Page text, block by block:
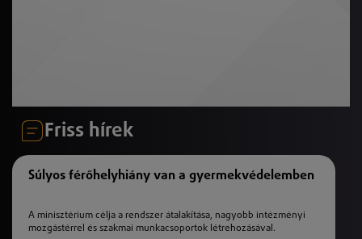
Friss hírek
Súlyos férőhelyhiány van a gyermekvédelemben
A minisztérium célja a rendszer átalakítása, nagyobb intézményi
mozgástérrel és szakmai munkacsoportok létrehozásával.